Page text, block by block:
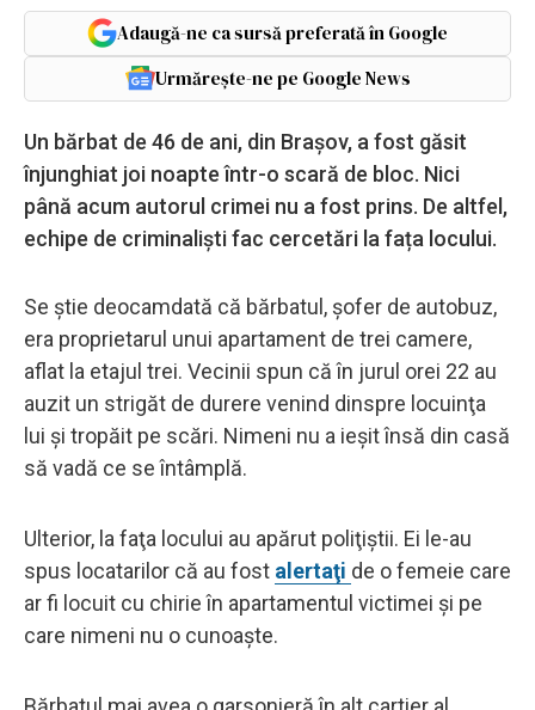
Adaugă-ne ca sursă preferată în Google
Urmărește-ne pe Google News
Un bărbat de 46 de ani, din Brașov, a fost găsit
înjunghiat joi noapte într-o scară de bloc. Nici
până acum autorul crimei nu a fost prins. De altfel,
echipe de criminalişti fac cercetări la fața locului.
Se știe deocamdată că bărbatul, șofer de autobuz,
era proprietarul unui apartament de trei camere,
aflat la etajul trei. Vecinii spun că în jurul orei 22 au
auzit un strigăt de durere venind dinspre locuinţa
lui şi tropăit pe scări. Nimeni nu a ieşit însă din casă
să vadă ce se întâmplă.
Ulterior, la faţa locului au apărut poliţiştii. Ei le-au
spus locatarilor că au fost alertaţi de o femeie care
ar fi locuit cu chirie în apartamentul victimei şi pe
care nimeni nu o cunoaşte.